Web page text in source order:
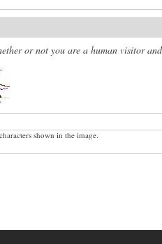
or not you are a human visitor
shown in the image.